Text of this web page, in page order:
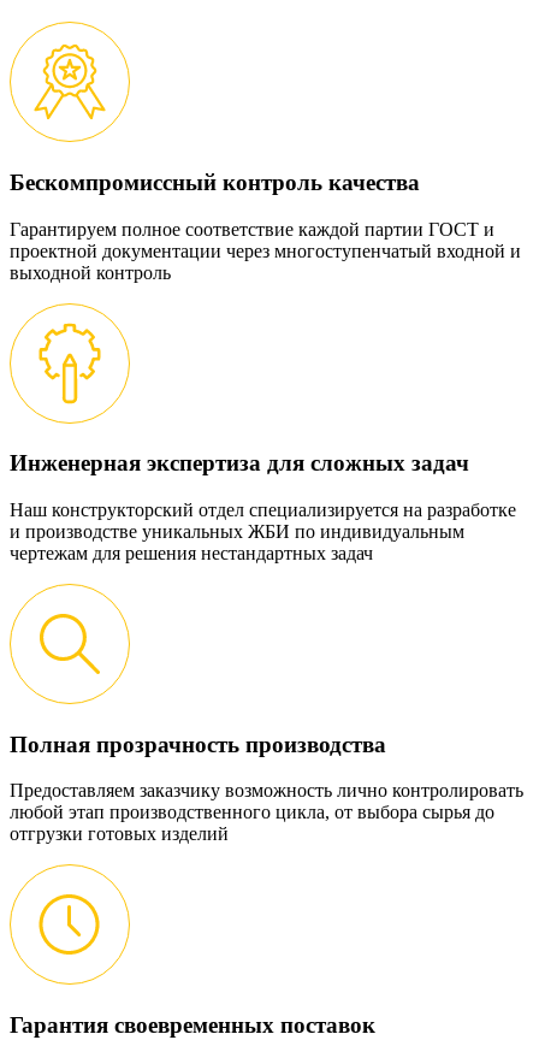
Бескомпромиссный контроль качества
Гарантируем полное соответствие каждой партии ГОСТ и
проектной документации через многоступенчатый входной и
выходной контроль
Инженерная экспертиза для сложных задач
Наш конструкторский отдел специализируется на разработке
и производстве уникальных ЖБИ по индивидуальным
чертежам для решения нестандартных задач
Полная прозрачность производства
Предоставляем заказчику возможность лично контролировать
любой этап производственного цикла, от выбора сырья до
отгрузки готовых изделий
Гарантия своевременных поставок